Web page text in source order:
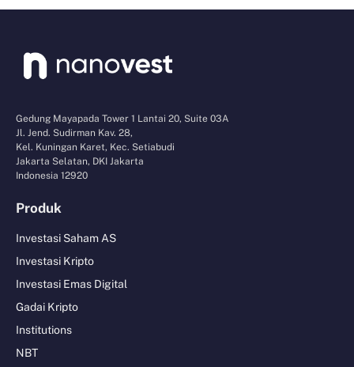
Gedung Mayapada Tower 1 Lantai 20, Suite 03A
Jl. Jend. Sudirman Kav. 28,
Kel. Kuningan Karet, Kec. Setiabudi
Jakarta Selatan, DKI Jakarta
Indonesia 12920
Produk
Investasi Saham AS
Investasi Kripto
Investasi Emas Digital
Gadai Kripto
Institutions
NBT